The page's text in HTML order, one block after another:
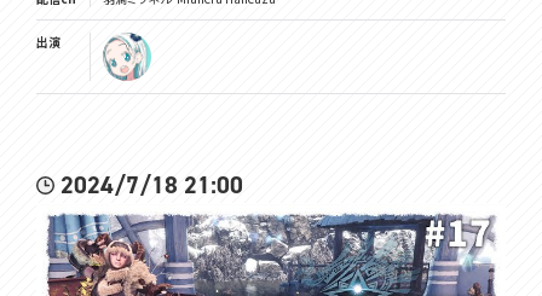
出演
2024/7/18 21:00